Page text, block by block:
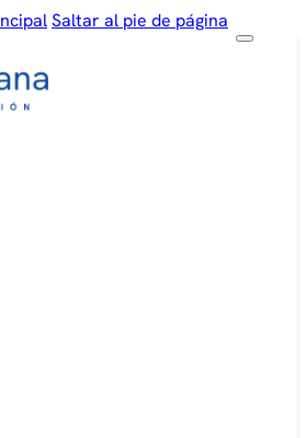
Saltar al pie de página